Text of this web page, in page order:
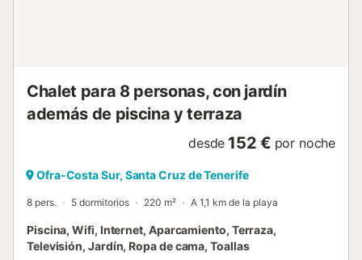
Chalet para 8 personas, con jardín
además de piscina y terraza
desde 152 € por noche
Ofra-Costa Sur, Santa Cruz de Tenerife
8 pers. 5 dormitorios 220 m² A 1,1 km de la playa
Piscina, Wifi, Internet, Aparcamiento, Terraza,
Televisión, Jardín, Ropa de cama, Toallas